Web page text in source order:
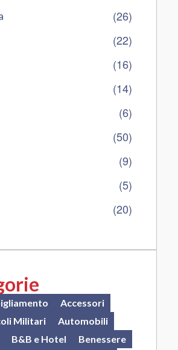
(26)
(22)
(16)
(14)
(6)
(50)
(9)
(5)
(20)
Accessori
Militari
Automobili
B&B e Hotel
Benessere